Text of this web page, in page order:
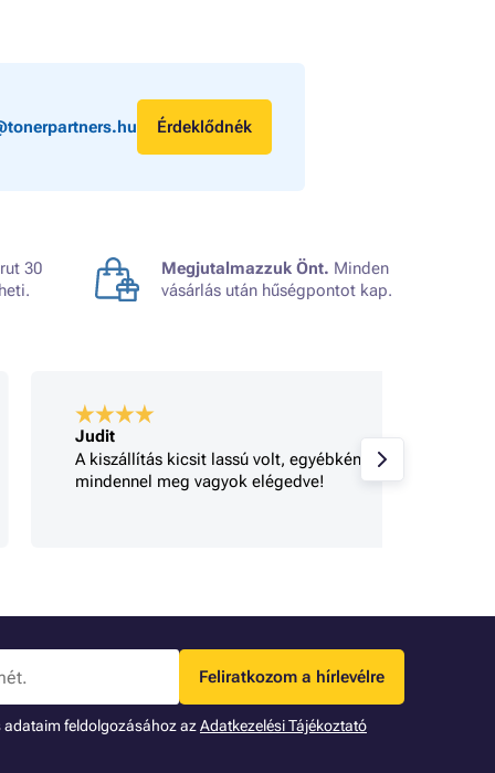
Érdeklődnék
30
Megjutalmazzuk Önt. Minden
vásárlás után hűségpontot kap.
A kiszállítás kicsit lassú volt, egyébként
mindennel meg vagyok elégedve!
Feliratkozom a hírlevélre
adataim feldolgozásához azAdatkezelési Tájékoztató